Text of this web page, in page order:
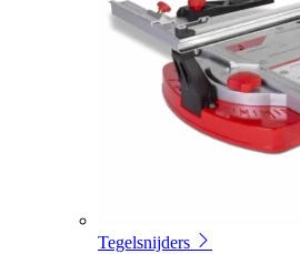
Tegelsnijders